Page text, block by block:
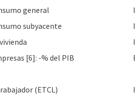
general
subyacente
[6]: -% del PIB
(ETCL)